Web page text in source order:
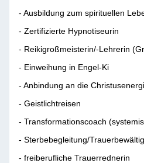
- Ausbildung zum spirituellen
- Zertifizierte Hypnotiseurin
- Reikigroßmeisterin/-Lehrerin
- Einweihung in Engel-Ki
- Anbindung an die
- Geistlichtreisen
- Transformationscoach
- Sterbebegleitung/
- freiberufliche Trauerrednerin